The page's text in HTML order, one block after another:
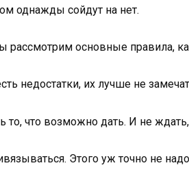
однажды сойдут на нет.
рассмотрим основные правила,
недостатки, их лучше не
то, что возможно дать. И не
Этого уж точно не